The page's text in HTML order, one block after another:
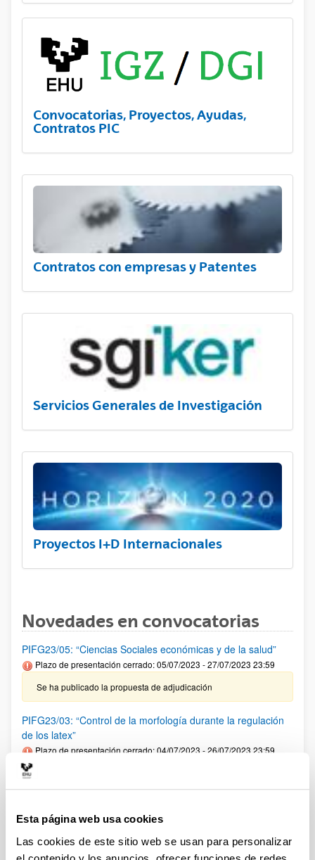
Esta página web usa cookies
Las cookies de este sitio web se usan para personalizar
Convocatorias, Proyectos, Ayudas,
Contratos PIC
Contratos con empresas y Patentes
Servicios Generales de Investigación
Proyectos I+D Internacionales
Novedades en convocatorias
PIFG23/05: “Ciencias Sociales económicas y de la salud”
Plazo de presentación cerrado: 05/07/2023 - 27/07/2023 23:59
Se ha publicado la propuesta de adjudicación
PIFG23/03: “Control de la morfología durante la regulación
de los latex”
Plazo de presentación cerrado: 04/07/2023 - 26/07/2023 23:59
Química”
Plazo de presentación cerrado: 13/07/2023 - 07/08/2023 23:59